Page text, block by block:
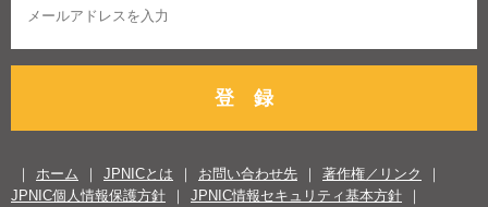
登 録
ホーム JPNICとは お問い合わせ先
著作権／リンク
JPNIC個人情報保護方針
JPNIC情報セキュリティ基本方針